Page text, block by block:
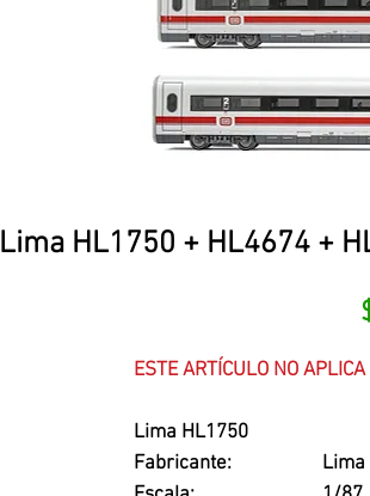
Lima HL1750 + HL4674 +
ESTE ARTÍCULO NO
Lima HL1750
Fabricante:
Lima